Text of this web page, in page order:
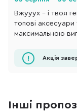
Вжууух – і твоя
топові
максимальною
Акція
Інші